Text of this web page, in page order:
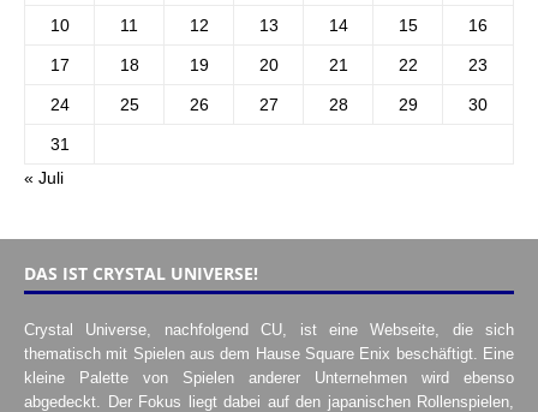
10 11 12 13 14 15 16
17 18 19 20 21 22 23
24 25 26 27 28 29 30
31
« Juli
DAS IST CRYSTAL UNIVERSE!
Crystal Universe, nachfolgend CU, ist eine Webseite, die sich
thematisch mit Spielen aus dem Hause Square Enix beschäftigt. Eine
kleine Palette von Spielen anderer Unternehmen wird ebenso
abgedeckt. Der Fokus liegt dabei auf den japanischen Rollenspielen,